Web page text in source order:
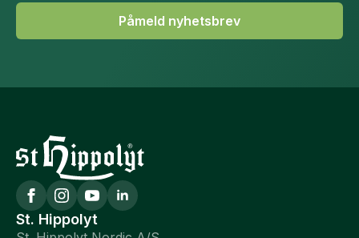
Påmeld nyhetsbrev
St. Hippolyt